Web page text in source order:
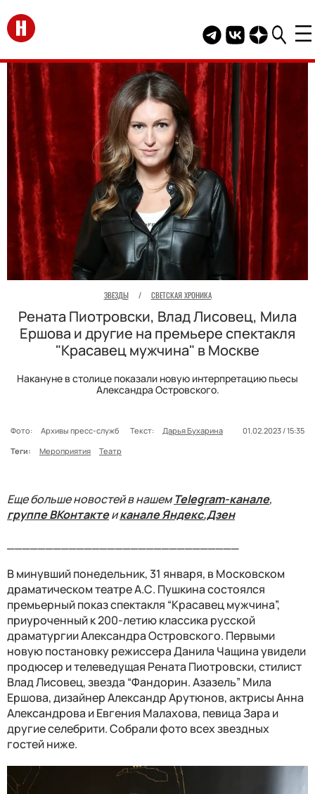
Перейти на главную
Telegram канал
Группа HELLO
Канал
ЗВЕЗДЫ / СВЕТСКАЯ ХРОНИКА
Рената Пиотровски, Влад Лисовец, Мила
Ершова и другие на премьере спектакля
"Красавец мужчина" в Москве
Накануне в столице показали новую интерпретацию пьесы
Александра Островского.
Фото: Архивы пресс-служб Текст: Дарья Бухарина
01.02.2023 / 15:35
Теги:
Мероприятия Театр
Еще больше новостей в нашемTelegram-канале,
группе ВКонтактеиканале Яндекс.Дзен
В минувший понедельник, 31 января, в Московском
драматическом театре А.С. Пушкина состоялся
премьерный показ спектакля “Красавец мужчина”,
приуроченный к 200-летию классика русской
драматургии Александра Островского. Первыми
новую постановку режиссера Данила Чащина увидели
продюсер и телеведущая Рената Пиотровски, стилист
Влад Лисовец, звезда “Фандорин. Азазель” Мила
Ершова, дизайнерАлександр Арутюнов, актрисы Анна
Александрова и Евгения Малахова, певица Зара и
другие селебрити. Собрали фото всех звездных
гостей ниже.